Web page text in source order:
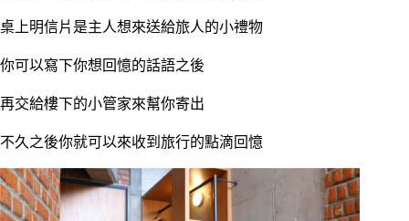
桌上明信片是主人想來送給旅人的小禮物
你可以寫下你想回憶的話語之後
再交給樓下的小管家來幫你寄出
不久之後你就可以來收到旅行的點滴回憶